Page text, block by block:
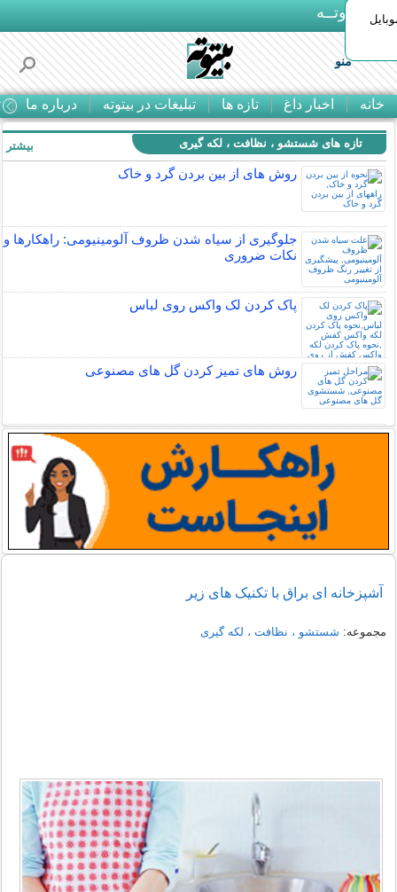
بـیتوتــه
منو
خانه اخبار داغ تازه ها تبلیغات در بیتوته درباره ما
تازه های شستشو ، نظافت ، لکه گیری
روش های از بين بردن گرد و خاک
جلوگیری از سیاه شدن ظروف آلومینیومی: راهکارها و
نکات ضروری
پاک کردن لک واکس روی لباس
روش های تمیز کردن گل های مصنوعی
بیشتر
آشپزخانه ای براق با تکنیک های زیر
مجموعه: شستشو ، نظافت ، لکه گیری